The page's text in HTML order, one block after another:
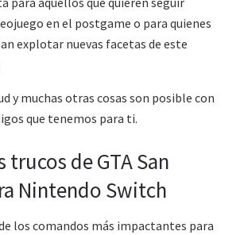
en el postgame o para quienes
explotar nuevas facetas de este
y muchas otras cosas son posible con
que tenemos para ti.
trucos de GTA San
Nintendo Switch
los comandos más impactantes para